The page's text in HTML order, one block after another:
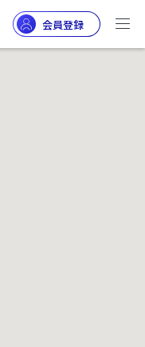
会員登録